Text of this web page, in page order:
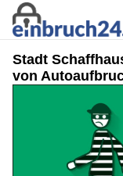
Stadt
von